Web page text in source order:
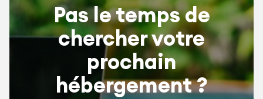
Pas le temps de
chercher votre
prochain
hébergement ?